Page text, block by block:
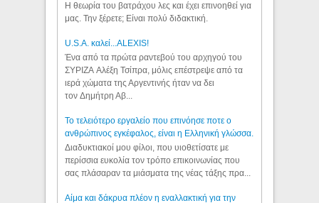
Η θεωρία του βατράχου λες και έχει επινοηθεί για
μας. Την ξέρετε; Είναι πολύ διδακτική.
U.S.A. καλεί...ALEXIS!
Ένα από τα πρώτα ραντεβού του αρχηγού του
ΣΥΡΙΖΑ Αλέξη Τσίπρα, μόλις επέστρεψε από τα
ιερά χώματα της Αργεντινής ήταν να δει
τον Δημήτρη Αβ...
Το τελειότερο εργαλείο που επινόησε ποτε ο
ανθρώπινος εγκέφαλος, είναι η Ελληνική γλώσσα.
Διαδυκτιακοί μου φίλοι, που υιοθετίσατε με
περίσσια ευκολία τον τρόπο επικοινωνίας που
σας πλάσαραν τα μιάσματα της νέας τάξης πρα...
Αίμα και δάκρυα πλέον η εναλλακτική για την